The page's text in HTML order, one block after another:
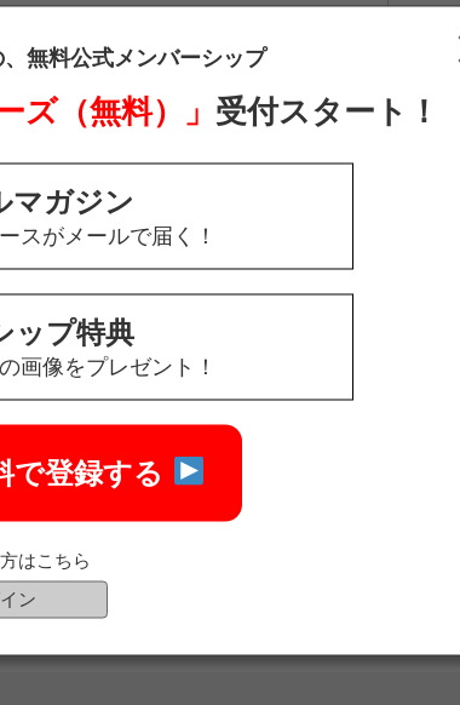
を行ってご覧ください。 ログ
新規ユ
パスワ
無料公式メンバーシップ
ズ（無料）」 受付スタート！
マガジン
スがメールで届く！
ップ特典
画像をプレゼント！
で登録する
はこちら
ン